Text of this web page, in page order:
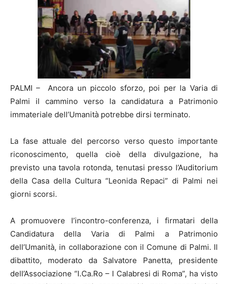
PALMI – Ancora un piccolo sforzo, poi per la Varia di
Palmi il cammino verso la candidatura a Patrimonio
immateriale dell’Umanità potrebbe dirsi terminato.
La fase attuale del percorso verso questo importante
riconoscimento, quella cioè della divulgazione, ha
previsto una tavola rotonda, tenutasi presso l’Auditorium
della Casa della Cultura “Leonida Repaci” di Palmi nei
giorni scorsi.
A promuovere l’incontro-conferenza, i firmatari della
Candidatura della Varia di Palmi a Patrimonio
dell’Umanità, in collaborazione con il Comune di Palmi. Il
dibattito, moderato da Salvatore Panetta, presidente
dell’Associazione “I.Ca.Ro – I Calabresi di Roma”, ha visto